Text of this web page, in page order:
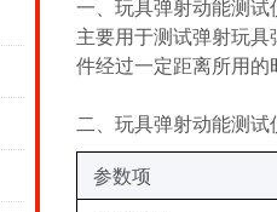
一、玩具弹射动能测试
主要用于测试弹射玩
件经过一定距离所用
二、玩具弹射动能测试
‌参数项‌